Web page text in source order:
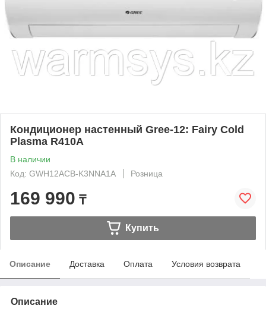
Кондиционер настенный Gree-12: Fairy Cold
Plasma R410A
В наличии
Код: GWH12ACB-K3NNA1A
Розница
169 990 ₸
Купить
Описание Доставка Оплата Условия возврата
Описание